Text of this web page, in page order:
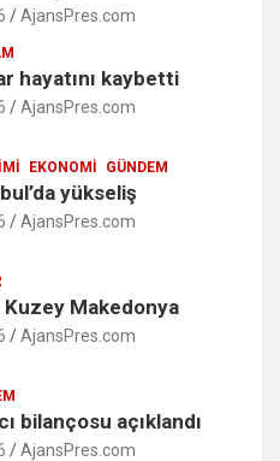
AjansPres.com
hayatını kaybetti
AjansPres.com
EKONOMI GÜNDEM
yükseliş
AjansPres.com
Makedonya
AjansPres.com
bilançosu açıklandı
AjansPres.com